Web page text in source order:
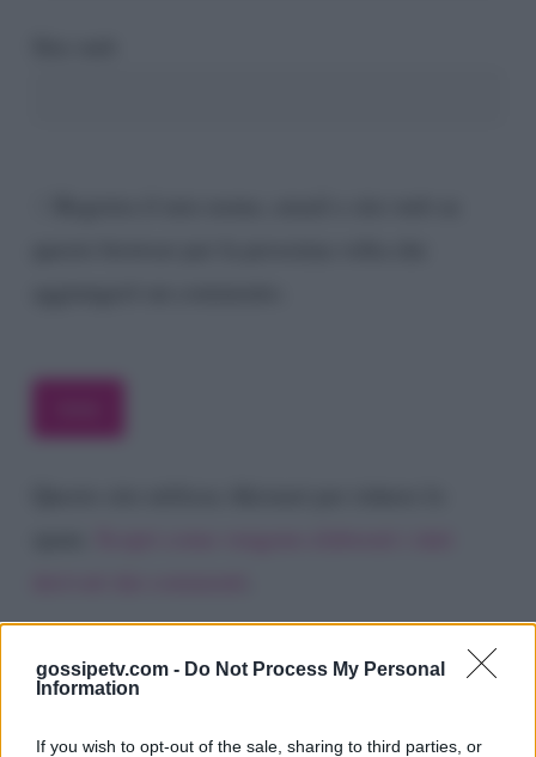
gossipetv.com - Do Not Process My Personal
Information
If you wish to opt-out of the sale, sharing to third parties, or